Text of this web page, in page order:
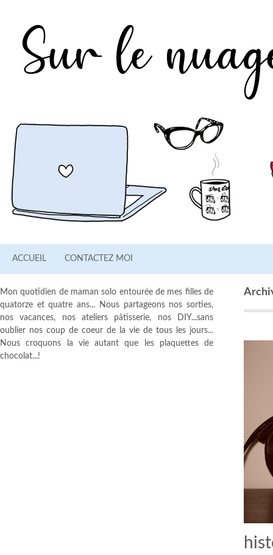
ACCUEIL CONTACTEZ MOI
Mon quotidien de maman solo entourée de mes filles de
quatorze et quatre ans... Nous partageons nos sorties,
nos vacances, nos ateliers pâtisserie, nos DIY...sans
oublier nos coup de coeur de la vie de tous les jours...
Nous croquons la vie autant que les plaquettes de
chocolat...!